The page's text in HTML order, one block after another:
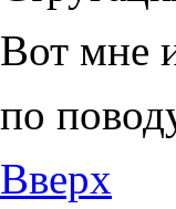
Вот мне
по
Вверх